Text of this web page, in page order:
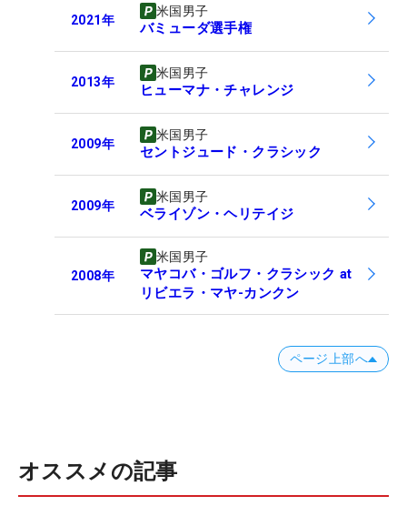
2021年
米国男子
バミューダ選手権
2013年
米国男子
ヒューマナ・チャレンジ
2009年
米国男子
セントジュード・クラシック
2009年
米国男子
ベライゾン・ヘリテイジ
2008年
米国男子
マヤコバ・ゴルフ・クラシック at
リビエラ・マヤ-カンクン
ページ上部へ
オススメの記事